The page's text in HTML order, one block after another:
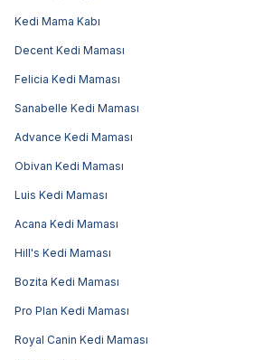
Kedi Mama Kabı
Decent Kedi Maması
Felicia Kedi Maması
Sanabelle Kedi Maması
Advance Kedi Maması
Obivan Kedi Maması
Luis Kedi Maması
Acana Kedi Maması
Hill's Kedi Maması
Bozita Kedi Maması
Pro Plan Kedi Maması
Royal Canin Kedi Maması